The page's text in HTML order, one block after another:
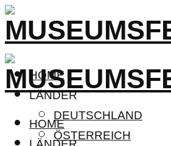
HOME
LÄNDER
DEUTSCHLAND
ÖSTERREICH
HOME